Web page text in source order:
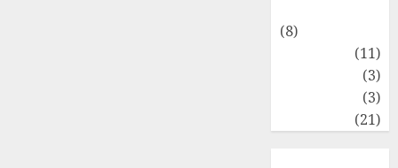
(8)
(11)
(3)
(3)
(21)